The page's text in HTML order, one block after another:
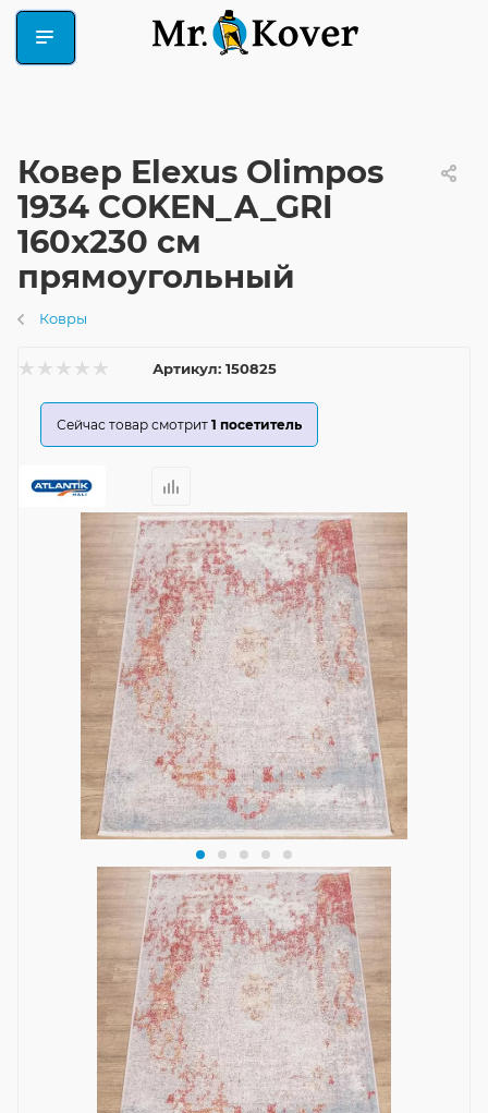
Ковер Elexus Olimpos
1934 COKEN_A_GRI
160x230 см
прямоугольный
Ковры
Артикул: 150825
Сейчас товар смотрит 1 посетитель